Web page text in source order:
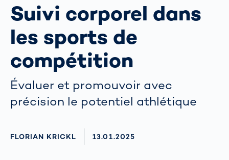
Suivi corporel dans
les sports de
compétition
Évaluer et promouvoir avec
précision le potentiel athlétique
AUTHOR
FLORIAN KRICKL AKTUALISIERT AM:
13.01.2025